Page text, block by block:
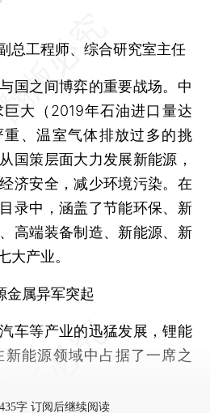
工程师、综合研究室主任
之间博弈的重要战场。中
大（2019年石油进口量达
重、温室气体排放过多的挑
国策层面大力发展新能源，
济安全，减少环境污染。在
录中，涵盖了节能环保、新
高端装备制造、新能源、新
大产业。
金属异军突起
等产业的迅猛发展，锂能
能源领域中占据了一席之
字 订阅后继续阅读